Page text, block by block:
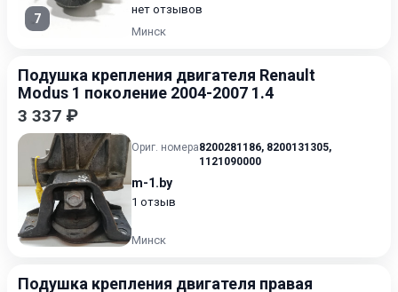
7
нет отзывов
Минск
Подушка крепления двигателя Renault
Modus 1 поколение 2004-2007 1.4
3 337 ₽
Ориг. номера8200281186, 8200131305,
1121090000
m-1.by
1 отзыв
Минск
Подушка крепления двигателя правая